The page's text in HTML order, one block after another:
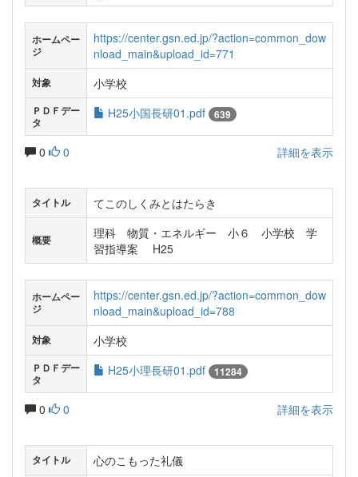
ホームペー
ジ
https://center.gsn.ed.jp/?action=common_dow
nload_main&upload_id=771
対象 小学校
ＰＤＦデー
タ
H25小国長研01.pdf 639
0 0 詳細を表示
タイトル てこのしくみとはたらき
概要
理科 物質・エネルギー 小６ 小学校 学
習指導案 H25
ホームペー
ジ
https://center.gsn.ed.jp/?action=common_dow
nload_main&upload_id=788
対象 小学校
ＰＤＦデー
タ
H25小理長研01.pdf 11284
0 0 詳細を表示
タイトル 心のこもった礼儀